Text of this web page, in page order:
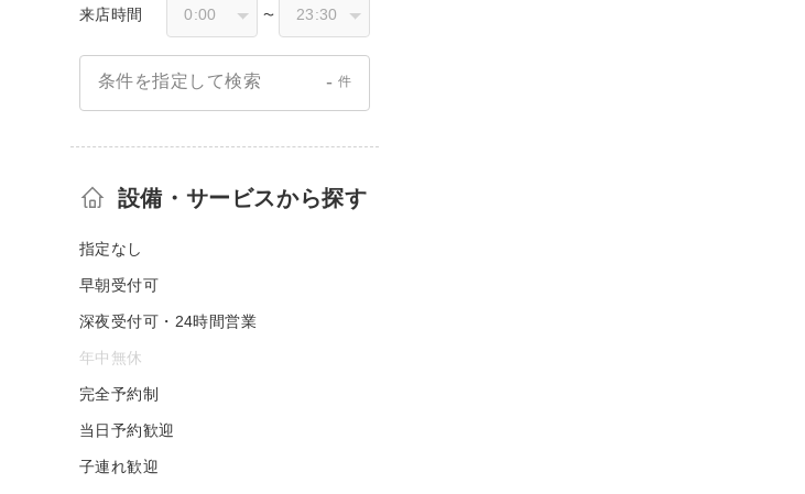
来店時間 〜
条件を指定して検索 - 件
設備・サービスから探す
指定なし
早朝受付可
深夜受付可・24時間営業
年中無休
完全予約制
当日予約歓迎
子連れ歓迎